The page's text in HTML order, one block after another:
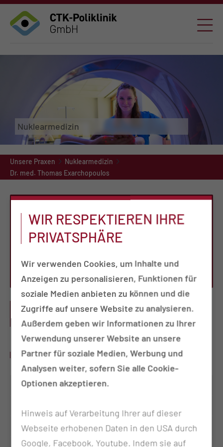
Nuklearmedizin
Unsere Praxen
Nuklearmedizin
Dr. med. Thomas Exarchopoulos
TERMINVERGABE
Tel.:+49 355 46 2664
Per E-Mail kontaktieren
PRAXIS AN DER MUL - CT - THOMAS
EXARCHOPOULOS
SPRECHSTUNDEN
Montag
08:00 - 15:00 Uhr
Mittwoch
08:00 - 15:00 Uhr
WIR RESPEKTIEREN IHRE
PRIVATSPHÄRE
Wir verwenden Cookies, um Inhalte und
Anzeigen zu personalisieren, Funktionen für
soziale Medien anbieten zu können und die
Zugriffe auf unsere Website zu analysieren.
Außerdem geben wir Informationen zu Ihrer
Verwendung unserer Website an unsere
Partner für soziale Medien, Werbung und
Analysen weiter, sofern Sie alle Cookie-
Optionen akzeptieren.
Hinweis auf Verarbeitung Ihrer auf dieser
Webseite erhobenen Daten in den USA durch
Google, Facebook, Youtube. Indem sie auf